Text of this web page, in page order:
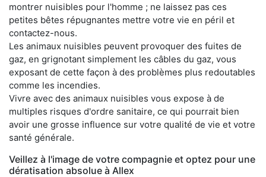
montrer nuisibles pour l'homme ; ne laissez pas ces
petites bêtes répugnantes mettre votre vie en péril et
contactez-nous.
Les animaux nuisibles peuvent provoquer des fuites de
gaz, en grignotant simplement les câbles du gaz, vous
exposant de cette façon à des problèmes plus redoutables
comme les incendies.
Vivre avec des animaux nuisibles vous expose à de
multiples risques d'ordre sanitaire, ce qui pourrait bien
avoir une grosse influence sur votre qualité de vie et votre
santé générale.
Veillez à l'image de votre compagnie et optez pour une
dératisation absolue à Allex